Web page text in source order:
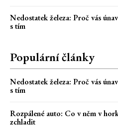
Nedostatek železa: Proč vás
s tím
Populární články
Nedostatek železa: Proč vás
s tím
Rozpálené auto: Co v něm v
zchladit